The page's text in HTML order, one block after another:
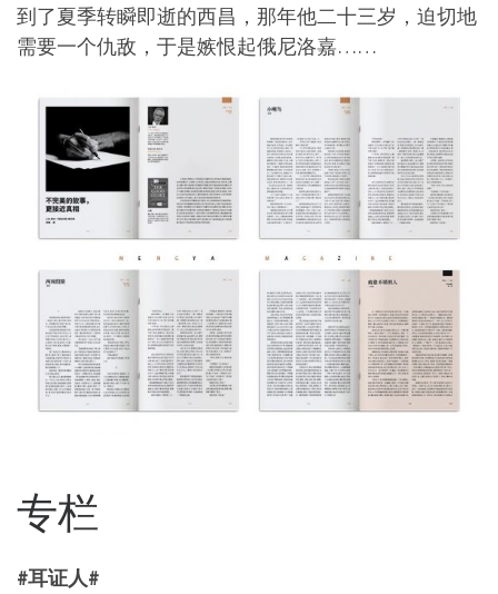
到了夏季转瞬即逝的西昌，那年他二十三岁，迫切地
需要一个仇敌，于是嫉恨起俄尼洛嘉……
专栏
#耳证人#